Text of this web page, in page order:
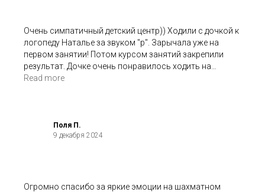
Очень симпатичный детский центр)) Ходили с дочкой к
логопеду Наталье за звуком "р". Зарычала уже на
первом занятии! Потом курсом занятий закрепили
результат. Дочке очень понравилось ходить на
занятия: и польза, и удовольствие.
Read more
Поля П.
9 декабря 2024
Огромно спасибо за яркие эмоции на шахматном